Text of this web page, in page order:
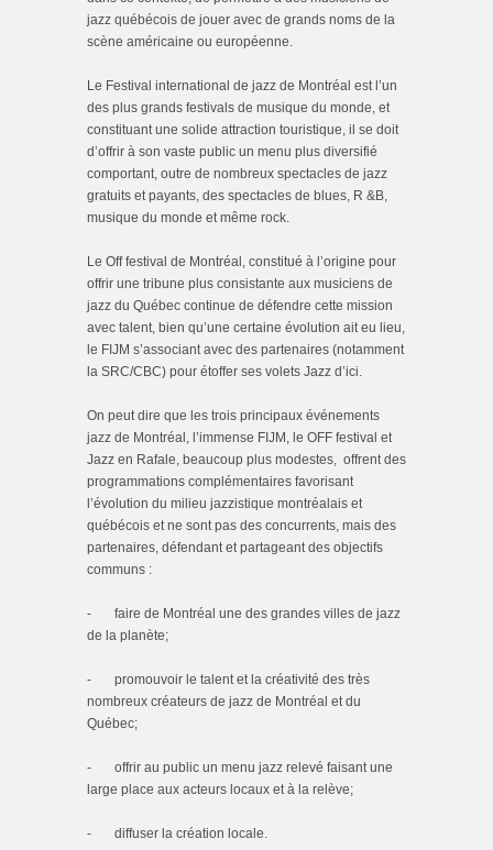
jazz québécois de jouer avec de grands noms de la
scène américaine ou européenne.
Le Festival international de jazz de Montréal est l’un
des plus grands festivals de musique du monde, et
constituant une solide attraction touristique, il se doit
d’offrir à son vaste public un menu plus diversifié
comportant, outre de nombreux spectacles de jazz
gratuits et payants, des spectacles de blues, R &B,
musique du monde et même rock.
Le Off festival de Montréal, constitué à l’origine pour
offrir une tribune plus consistante aux musiciens de
jazz du Québec continue de défendre cette mission
avec talent, bien qu’une certaine évolution ait eu lieu,
le FIJM s’associant avec des partenaires (notamment
la SRC/CBC) pour étoffer ses volets Jazz d’ici.
On peut dire que les trois principaux événements
jazz de Montréal, l’immense FIJM, le OFF festival et
Jazz en Rafale, beaucoup plus modestes, offrent des
programmations complémentaires favorisant
l’évolution du milieu jazzistique montréalais et
québécois et ne sont pas des concurrents, mais des
partenaires, défendant et partageant des objectifs
communs :
- faire de Montréal une des grandes villes de jazz
de la planète;
- promouvoir le talent et la créativité des très
nombreux créateurs de jazz de Montréal et du
Québec;
- offrir au public un menu jazz relevé faisant une
large place aux acteurs locaux et à la relève;
- diffuser la création locale.